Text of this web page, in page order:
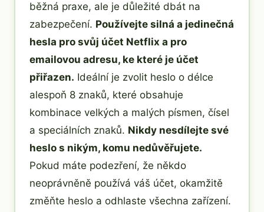
běžná praxe, ale je důležité dbát na
zabezpečení. Používejte silná a jedinečná
hesla pro svůj účet Netflix a pro
emailovou adresu, ke které je účet
přiřazen. Ideální je zvolit heslo o délce
alespoň 8 znaků, které obsahuje
kombinace velkých a malých písmen, čísel
a speciálních znaků. Nikdy nesdílejte své
heslo s nikým, komu nedůvěřujete.
Pokud máte podezření, že někdo
neoprávněně používá váš účet, okamžitě
změňte heslo a odhlaste všechna zařízení.